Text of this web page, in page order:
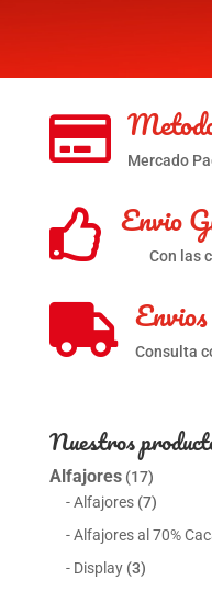
 Mercado
 Envio
Con las
 Consulta
Nuestros
Alfajores (17)
Alfajores (7)
Alfajores al 70%
Display (3)